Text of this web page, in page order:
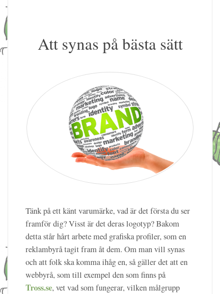
Att synas på bästa sätt
Tänk på ett känt varumärke, vad är det första du ser
framför dig? Visst är det deras logotyp? Bakom
detta står hårt arbete med grafiska profiler, som en
reklambyrå tagit fram åt dem. Om man vill synas
och att folk ska komma ihåg en, så gäller det att en
webbyrå, som till exempel den som finns på
Tross.se, vet vad som fungerar, vilken målgrupp